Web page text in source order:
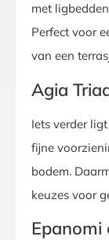
met
Perfect voor
van een
Agia
Iets verder
fijne
bodem.
keuzes voor
Epanomi